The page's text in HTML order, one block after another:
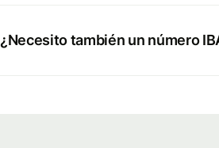
¿Necesito también un número